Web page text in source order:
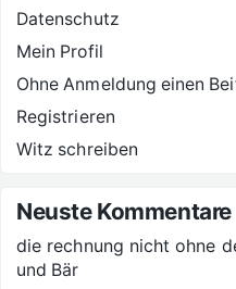
Datenschutz
Mein Profil
Ohne Anmeldung einen
Registrieren
Witz schreiben
Neuste Kommentare
die rechnung nicht ohne
und Bär